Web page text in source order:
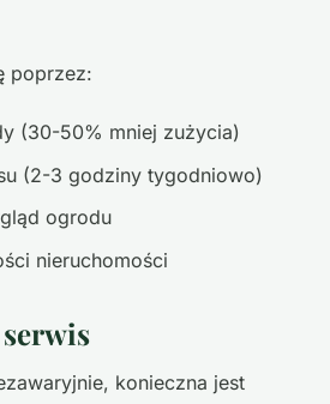
poprzez:
(30-50% mniej zużycia)
(2-3 godziny tygodniowo)
ogrodu
nieruchomości
konieczna jest